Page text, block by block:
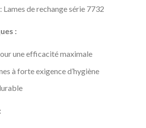
de rechange série 7732
:
une efficacité maximale
à forte exigence d’hygiène